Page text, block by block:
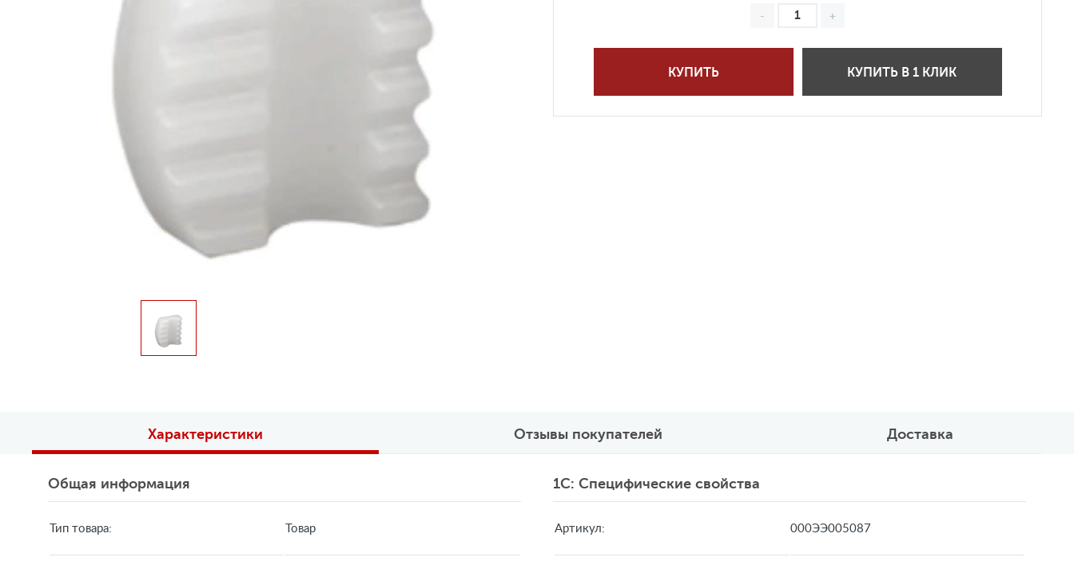
КУПИТЬ КУПИТЬ В 1 КЛИК
Характеристики Отзывы покупателей Доставка
Общая информация
Тип товара: Товар
1C: Специфические свойства
Артикул: 000ЭЭ005087